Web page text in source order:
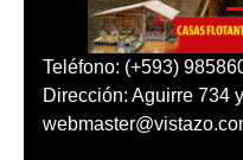
Teléfono: (+593)
Dirección: Aguirre 734